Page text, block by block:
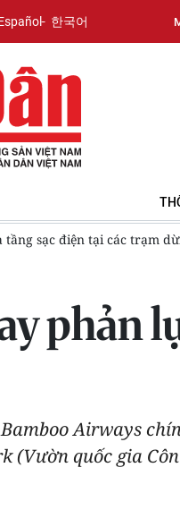
한국어
cấp sân bay hơn 2.400 tỷ
phản
Airways
(Vườn quốc gia